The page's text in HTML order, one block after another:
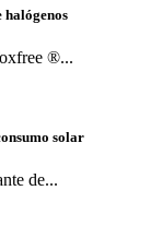
®...
solar
de...